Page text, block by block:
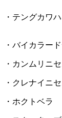
・テングカワ
・バイカラー
・カンムリニ
・クレナイニ
・ホクトベラ